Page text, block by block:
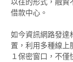
借款中心。
如今資訊網路發達
置，利用多種線上
１保密窗口，不